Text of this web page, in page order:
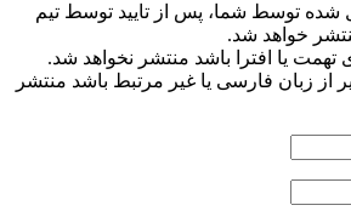
شده توسط شما، پس از تایید توسط تیم
خواهد شد.
تهمت یا افترا باشد منتشر نخواهد شد.
از زبان فارسی یا غیر مرتبط باشد منتشر